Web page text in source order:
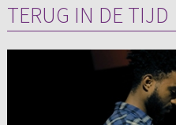
TERUG IN DE TIJD